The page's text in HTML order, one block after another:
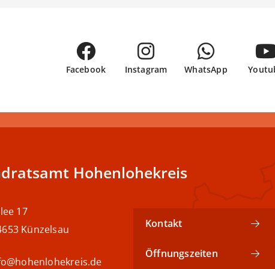
Facebook Instagram WhatsApp
Hohenlohekreis
17
Künzelsau Kontakt
Öffnungszeiten